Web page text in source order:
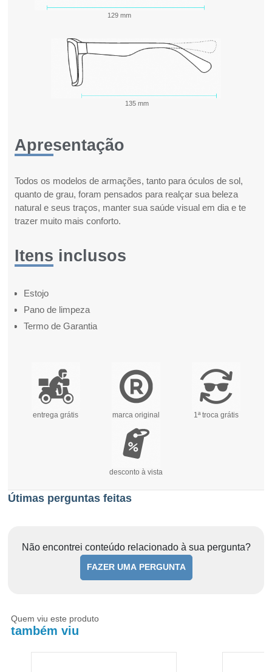
129 mm
135 mm
Apresentação
Todos os modelos de armações, tanto para óculos de sol,
quanto de grau, foram pensados para realçar sua beleza
natural e seus traços, manter sua saúde visual em dia e te
trazer muito mais conforto.
Itens inclusos
Estojo
Pano de limpeza
Termo de Garantia
entrega grátis marca original 1ª troca grátis
desconto à vista
Útimas perguntas feitas
Não encontrei conteúdo relacionado à sua pergunta?
FAZER UMA PERGUNTA
Quem viu este produto
também viu